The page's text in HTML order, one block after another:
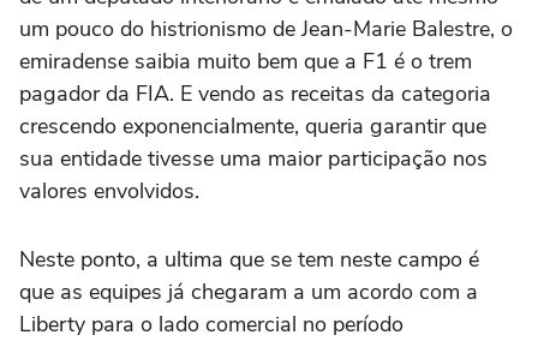
um pouco do histrionismo de Jean-Marie Balestre, o
emiradense saibia muito bem que a F1 é o trem
pagador da FIA. E vendo as receitas da categoria
crescendo exponencialmente, queria garantir que
sua entidade tivesse uma maior participação nos
valores envolvidos.
Neste ponto, a ultima que se tem neste campo é
que as equipes já chegaram a um acordo com a
Liberty para o lado comercial no período